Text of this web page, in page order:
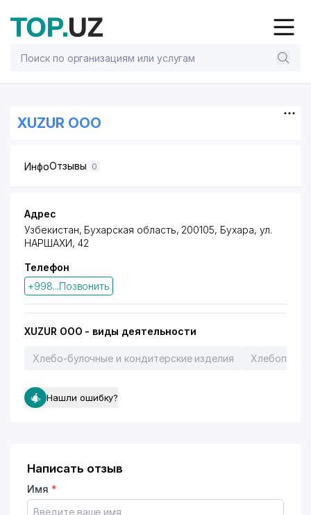
XUZUR ООО
ИнфоОтзывы 0
Адрес
Узбекистан, Бухарская область, 200105, Бухара, ул.
НАРШАХИ, 42
Телефон
+998...Позвонить
XUZUR ООО - виды деятельности
Хлебо-булочные и кондитерские изделия
Нашли ошибку?
Написать отзыв
Имя *